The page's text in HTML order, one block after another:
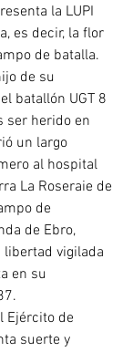
la LUPI
es decir, la flor
de batalla.
de su
batallón UGT 8
ser herido en
un largo
al hospital
La Roseraie de
de
de Ebro,
libertad vigilada
en su
Ejército de
suerte y